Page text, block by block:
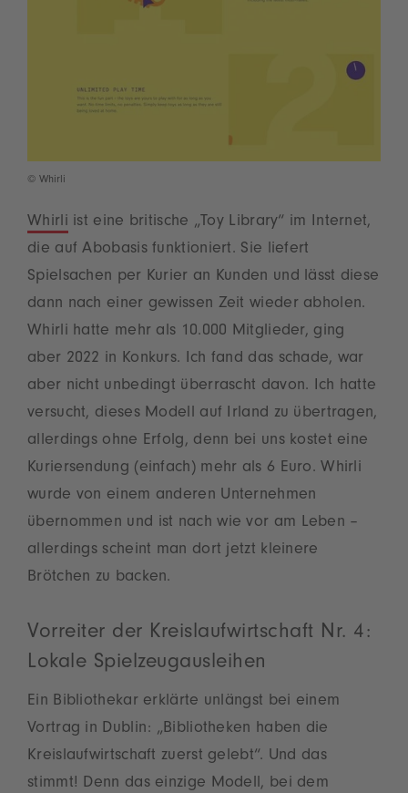
© Whirli
Whirli ist eine britische „Toy Library“ im Internet,
die auf Abobasis funktioniert. Sie liefert
Spielsachen per Kurier an Kunden und lässt diese
dann nach einer gewissen Zeit wieder abholen.
Whirli hatte mehr als 10.000 Mitglieder, ging
aber 2022 in Konkurs. Ich fand das schade, war
aber nicht unbedingt überrascht davon. Ich hatte
versucht, dieses Modell auf Irland zu übertragen,
allerdings ohne Erfolg, denn bei uns kostet eine
Kuriersendung (einfach) mehr als 6 Euro. Whirli
wurde von einem anderen Unternehmen
übernommen und ist nach wie vor am Leben –
allerdings scheint man dort jetzt kleinere
Brötchen zu backen.
Vorreiter der Kreislaufwirtschaft Nr. 4:
Lokale Spielzeugausleihen
Ein Bibliothekar erklärte unlängst bei einem
Vortrag in Dublin: „Bibliotheken haben die
Kreislaufwirtschaft zuerst gelebt“. Und das
stimmt! Denn das einzige Modell, bei dem